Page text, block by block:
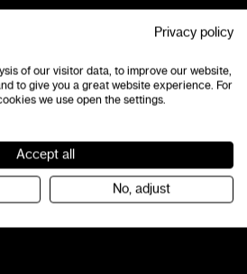
Privacy policy
of our visitor data, to improve our website,
to give you a great website experience. For
we use open the settings.
Accept all
No, adjust